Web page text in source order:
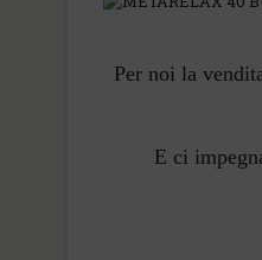
Per noi la
E ci